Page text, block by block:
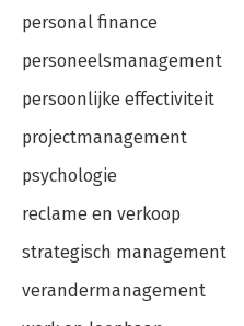
personal finance
personeelsmanagement
persoonlijke effectiviteit
projectmanagement
psychologie
reclame en verkoop
strategisch management
verandermanagement